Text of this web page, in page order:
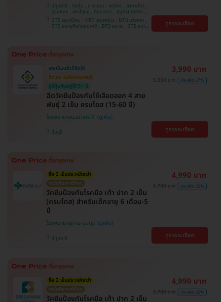
ปทุมธานี , บึงกุ่ม , บางบอน , จตุจักร , ลาดพร้าว ,
จอมทอง , พระโขนง , คันนายาว , สมุทรปราการ ,
ปทุมวัน , พญาไท , หนองแขม , บางรัก ,
ราษฎร์บูรณะ , ภาษีเจริญ , ราชเทวี , บริการถึงบ้าน ,
บางนา , ตลิ่งชัน , คลองเตย
BTS เสนานิคม , MRT ลาดพร้าว , BTS บางจาก ,
BTS สนามกีฬาแห่งชาติ , BTS สยาม , BTS สนาม ดูรายละเอียด
เคยเป็นแล้วก็ฉีดได้
ฉีดเลย ไม่ต้องตรวจภูมิ
ภูมิคุ้มกันอยู่ได้ 5+ ปี
ฉีดวัคซีนป้องกันไข้เลือดออก 4 สาย
พันธุ์ 2 เข็ม ครบโดส (15-60 ปี)
โรงพยาบาลนวมินทร์ 9
มีนบุรี
3,990 บาท
6,350 บาท ประหยัด 37%
ดูรายละเอียด
ซื้อ 2 เข็มประหยัดกว่า
การันตีราคาดีที่สุด
วัคซีนป้องกันโรคมือ เท้า ปาก 2 เข็ม
(ครบโดส) สำหรับเด็กอายุ 6 เดือน-5
ปี
โรงพยาบาลภัทร-ธนบุรี
ปทุมธานี
4,990 บาท
6,700 บาท ประหยัด 26%
ดูรายละเอียด
ซื้อ 2 เข็มประหยัดกว่า
การันตีราคาดีที่สุด
วัคซีนป้องกันโรคมือ เท้า ปาก 2 เข็ม
4,990 บาท
6,700 บาท ประหยัด 26%